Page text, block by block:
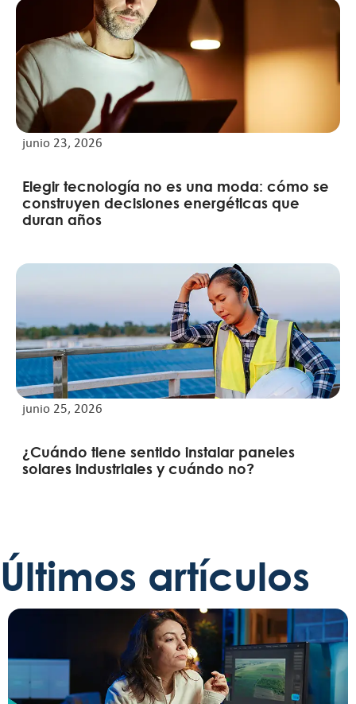
junio 23, 2026
Elegir tecnología no es una moda: cómo se
construyen decisiones energéticas que
duran años
junio 25, 2026
¿Cuándo tiene sentido instalar paneles
solares industriales y cuándo no?
Últimos artículos